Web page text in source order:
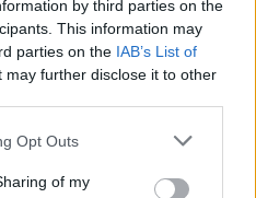
by third parties on the
This information may
parties on the IAB’s List of
may further disclose it to other
Opt Outs
of my
Intercontinentale del ’96la
che colpi magici, che son
definizione (alla stregua
generico antiinfluenzale
variegate, anche se non
per alcuni tiri
o sbaglio?).